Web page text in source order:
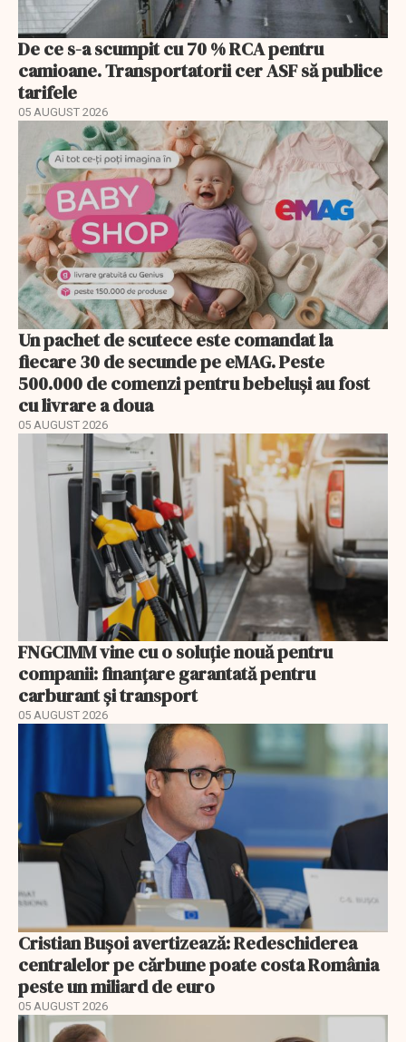
De ce s-a scumpit cu 70 % RCA pentru
camioane. Transportatorii cer ASF să publice
tarifele
05 AUGUST 2026
Un pachet de scutece este comandat la
fiecare 30 de secunde pe eMAG. Peste
500.000 de comenzi pentru bebeluși au fost
cu livrare a doua
05 AUGUST 2026
FNGCIMM vine cu o soluție nouă pentru
companii: finanțare garantată pentru
carburant și transport
05 AUGUST 2026
Cristian Bușoi avertizează: Redeschiderea
centralelor pe cărbune poate costa România
peste un miliard de euro
05 AUGUST 2026